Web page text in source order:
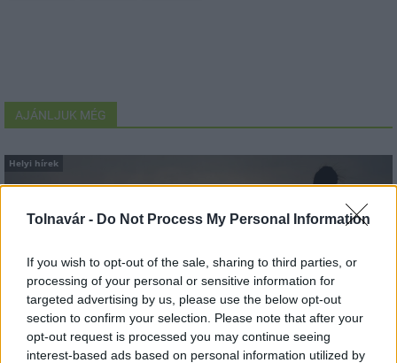
Tolnavár - Do Not Process My Personal Information
If you wish to opt-out of the sale, sharing to third parties, or
processing of your personal or sensitive information for
targeted advertising by us, please use the below opt-out
section to confirm your selection. Please note that after your
opt-out request is processed you may continue seeing
interest-based ads based on personal information utilized by
AJÁNLJUK MÉG
Helyi hírek
Amire többmillióan vártunk: szombattól másodfokúra
csökken a riasztás